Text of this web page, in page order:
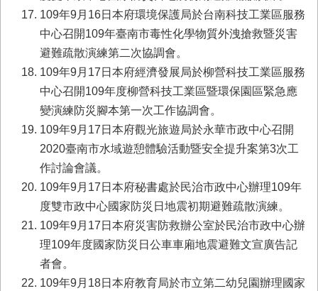
109年9月16日本府環境保護局於台南科技工業區服務
中心召開109年臺南市毒性化學物質外洩搶救暨災害
避難疏散演練第二次協調會。
109年9月17日本府經濟發展局於柳營科技工業區服務
中心召開109年度柳營科技工業區暨環保園區緊急應
變演練防災腳本第一次工作協調會。
109年9月17日本府觀光旅遊局於永華市政中心召開
2020臺南市水域遊憩體驗活動暨安全提升案第3次工
作討論會議。
109年9月17日本府秘書處於民治市政中心辦理109年
度雙市政中心國家防災日地震初期避難疏散演練。
109年9月17日本府災害防救辦公室於民治市政中心辦
理109年度國家防災日公車車廂地震避難文宣廣告記
者會。
109年9月18日本府教育局於市立第二幼兒園辦理國家